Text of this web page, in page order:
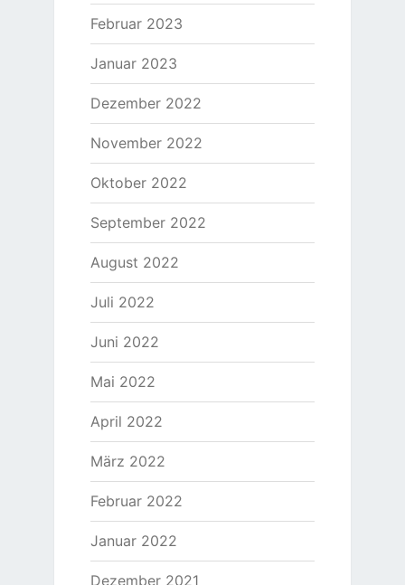
Februar 2023
Januar 2023
Dezember 2022
November 2022
Oktober 2022
September 2022
August 2022
Juli 2022
Juni 2022
Mai 2022
April 2022
März 2022
Februar 2022
Januar 2022
Dezember 2021